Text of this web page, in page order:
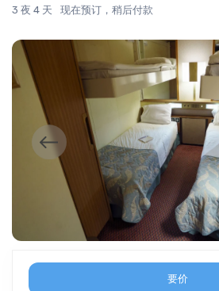
3 夜 4 天 现在预订，稍后付款
要价